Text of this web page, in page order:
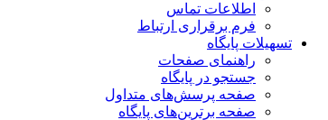
اطلاعات تماس
فرم برقراری ارتباط
تسهیلات پایگاه
راهنمای صفحات
جستجو در پایگاه
صفحه پرسش‌های متداول
صفحه برترین‌های پایگاه